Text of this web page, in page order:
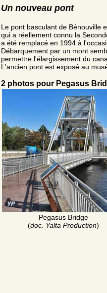
Un nouveau pont
Le pont basculant de Bénouville
qui a réellement connu la
a été remplacé en 1994 à
Débarquement par un mont
permettre l'élargissement du
L'ancien pont est exposé au
2 photos pour Pegasus
Pegasus Bridge
(doc. Yalta Production)